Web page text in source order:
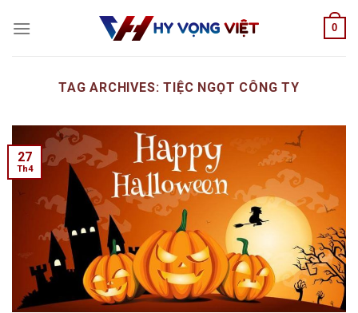
0
TAG ARCHIVES:TIỆC NGỌT CÔNG TY
27
Th4